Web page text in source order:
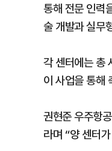
통해 전문 인력
술 개발과 실무
각 센터에는 총
이 사업을 통해
권현준 우주항
라며 “양 센터